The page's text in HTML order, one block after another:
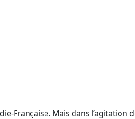
Française. Mais dans